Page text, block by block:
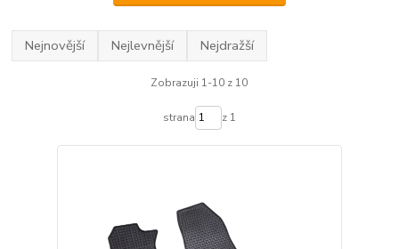
Nejnovější Nejlevnější Nejdražší
Zobrazuji 1-10 z 10
strana z 1